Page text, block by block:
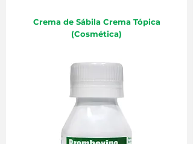
Crema de Sábila Crema Tópica
(Cosmética)